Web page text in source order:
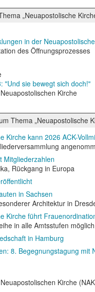
„Neuapostolische
in der
des Öffnungsprozesses
"Und sie bewegt sich doch!"
Kirche
Thema „Neuapostolische
Kirche kann 2026 ACK-
Mitgliederzahlen
Rückgang in Europa
in Sachsen
Architektur in
Kirche führt
in alle Amtsstufen möglich
in Hamburg
8. Begegnungstagung mit
Kirche